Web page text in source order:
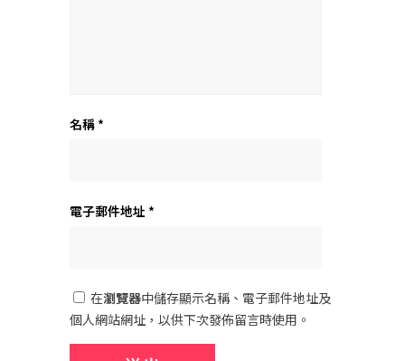
名稱 *
電子郵件地址 *
在瀏覽器中儲存顯示名稱、電子郵件地址及
個人網站網址，以供下次發佈留言時使用。